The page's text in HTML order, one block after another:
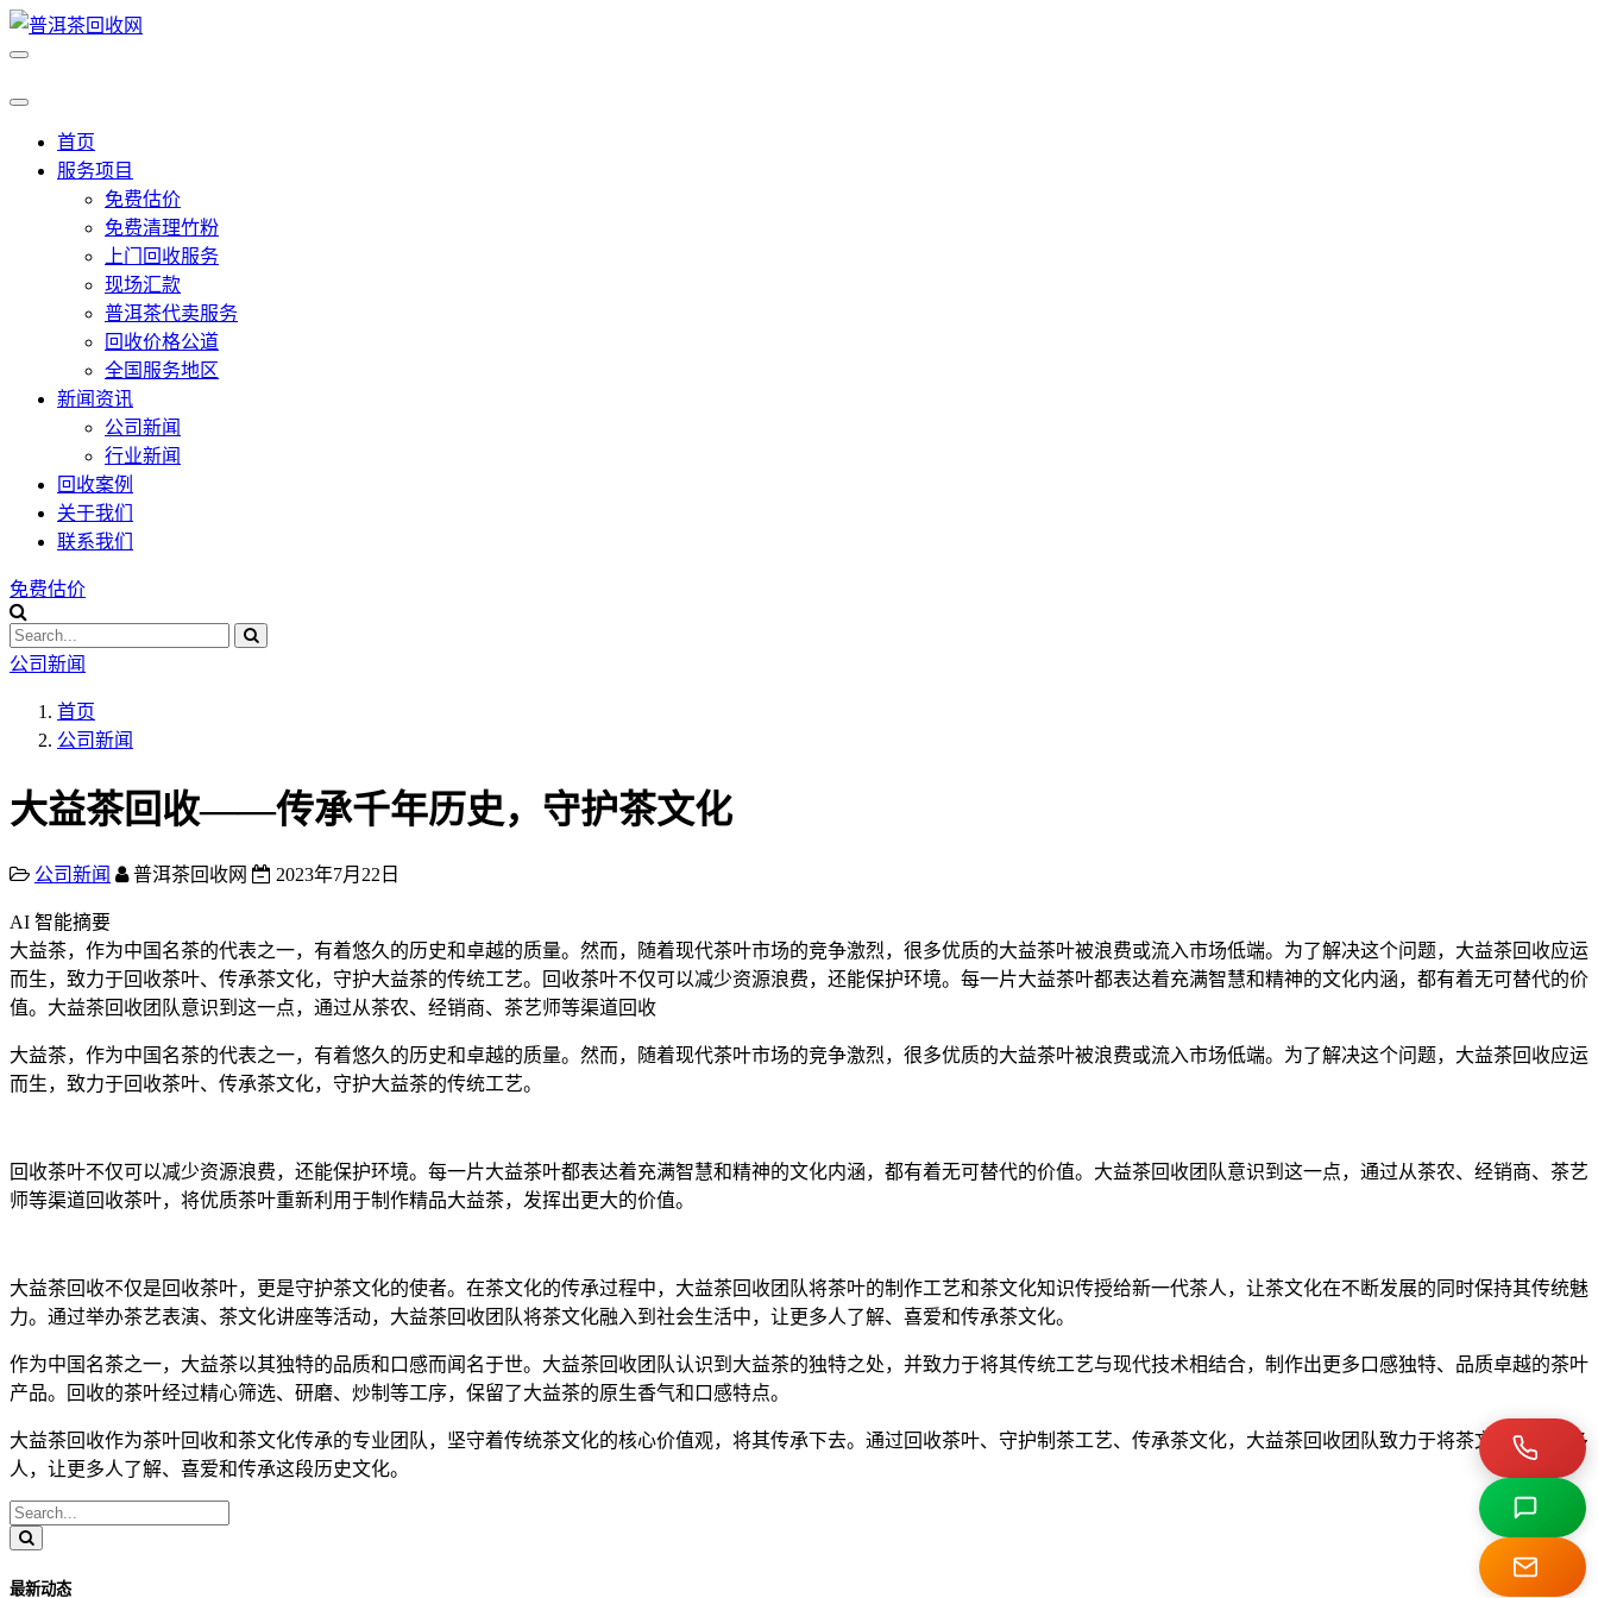
首页
服务项目
免费估价
免费清理竹粉
上门回收服务
现场汇款
普洱茶代卖服务
回收价格公道
全国服务地区
新闻资讯
公司新闻
行业新闻
回收案例
关于我们
联系我们
免费估价
公司新闻
首页
公司新闻
大益茶回收——传承千年历史，守护茶文化
公司新闻 普洱茶回收网 2023年7月22日
AI 智能摘要
大益茶，作为中国名茶的代表之一，有着悠久的历史和卓越的质量。然而，随着现代茶叶市场的竞争激烈，很多优质的大益茶叶被浪费或流入市场低端。为了解决这个问题，大益茶回收应运
而生，致力于回收茶叶、传承茶文化，守护大益茶的传统工艺。回收茶叶不仅可以减少资源浪费，还能保护环境。每一片大益茶叶都表达着充满智慧和精神的文化内涵，都有着无可替代的价
值。大益茶回收团队意识到这一点，通过从茶农、经销商、茶艺师等渠道回收
大益茶，作为中国名茶的代表之一，有着悠久的历史和卓越的质量。然而，随着现代茶叶市场的竞争激烈，很多优质的大益茶叶被浪费或流入市场低端。为了解决这个问题，大益茶回收应运
而生，致力于回收茶叶、传承茶文化，守护大益茶的传统工艺。
回收茶叶不仅可以减少资源浪费，还能保护环境。每一片大益茶叶都表达着充满智慧和精神的文化内涵，都有着无可替代的价值。大益茶回收团队意识到这一点，通过从茶农、经销商、茶艺
师等渠道回收茶叶，将优质茶叶重新利用于制作精品大益茶，发挥出更大的价值。
大益茶回收不仅是回收茶叶，更是守护茶文化的使者。在茶文化的传承过程中，大益茶回收团队将茶叶的制作工艺和茶文化知识传授给新一代茶人，让茶文化在不断发展的同时保持其传统魅
力。通过举办茶艺表演、茶文化讲座等活动，大益茶回收团队将茶文化融入到社会生活中，让更多人了解、喜爱和传承茶文化。
作为中国名茶之一，大益茶以其独特的品质和口感而闻名于世。大益茶回收团队认识到大益茶的独特之处，并致力于将其传统工艺与现代技术相结合，制作出更多口感独特、品质卓越的茶叶
产品。回收的茶叶经过精心筛选、研磨、炒制等工序，保留了大益茶的原生香气和口感特点。
大益茶回收作为茶叶回收和茶文化传承的专业团队，坚守着传统茶文化的核心价值观，将其传承下去。通过回收茶叶、守护制茶工艺、传承茶文化，大益茶回收团队致力于将茶文化带给更多
人，让更多人了解、喜爱和传承这段历史文化。
最新动态